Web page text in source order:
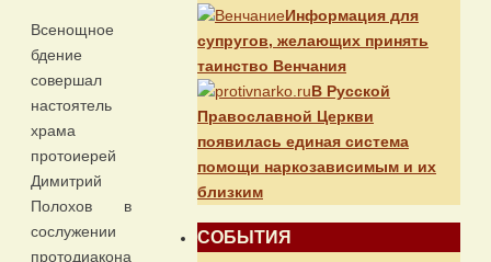
Всенощное
бдение
совершал
настоятель
храма
протоиерей
Димитрий
Полохов в
сослужении
протодиакона
Информация для
супругов, желающих принять
таинство Венчания
В Русской
Православной Церкви
появилась единая система
помощи наркозависимым и их
близким
СОБЫТИЯ